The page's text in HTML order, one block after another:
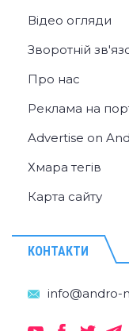
Відео огляди
Зворотній
Про нас
Реклама на
Advertise on
Хмара тегів
Карта сайту
КОНТАКТИ